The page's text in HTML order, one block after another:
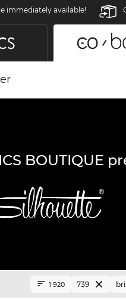
immediately available!
BOUTIQUE
1 920 739